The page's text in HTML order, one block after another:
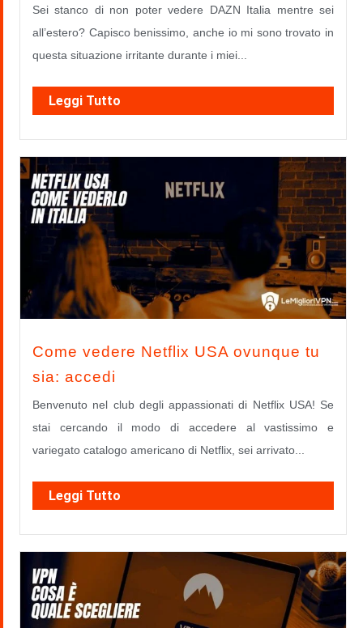
Sei stanco di non poter vedere DAZN Italia mentre sei
all’estero? Capisco benissimo, anche io mi sono trovato in
questa situazione irritante durante i miei...
Leggi Tutto
Come vedere Netflix USA ovunque tu
sia: accedi
Benvenuto nel club degli appassionati di Netflix USA! Se
stai cercando il modo di accedere al vastissimo e
variegato catalogo americano di Netflix, sei arrivato...
Leggi Tutto